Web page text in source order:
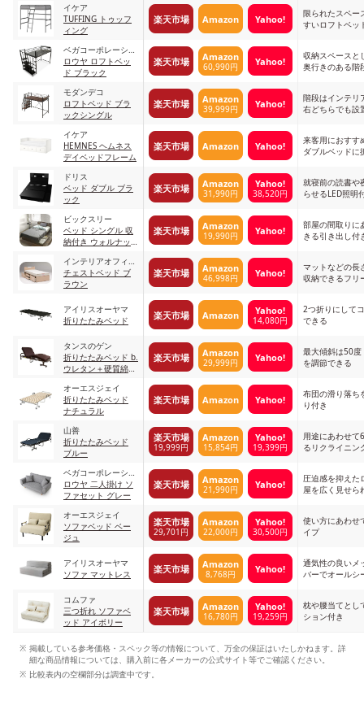
イケア
TUFFING トゥッフ
ィング
楽天市場 Amazon Yahoo!
限られたスペー
すいロフトベッ
ベガコーポレーショ
ン
ロウヤ ロフトベッ
ド ブラック
楽天市場 Amazon
60,990円 Yahoo!
収納スペースと
奥行きのある階
モダンデコ
ロフトベッド ブラ
ックシングル
楽天市場 Amazon
39,999円 Yahoo!
階段はインテリ
右どちらでも設
イケア
HEMNES ヘムネス
デイベッドフレーム
楽天市場 Amazon Yahoo!
来客用におすす
ダブルベッドに
ドリス
ベッド ダブル ブラ
ック
楽天市場 Amazon
31,990円
Yahoo!
38,520円
就寝前の読書や
らせるLED照明
ビックスリー
ベッド シングル 収
納付き ウォルナッ
楽天市場 Amazon
19,990円 Yahoo!
部屋の間取りに
きる引き出し付
インテリアオフィス
ワン
チェストベッド ブ
ラウン
楽天市場 Amazon
46,998円 Yahoo!
マットなどの長
収納できるフリ
アイリスオーヤマ
折りたたみベッド
楽天市場 Amazon Yahoo!
14,080円
2つ折りにして
できる
タンスのゲン
折りたたみベッド b.
ウレタン＋硬質綿
グ】
楽天市場 Amazon
29,999円 Yahoo!
最大傾斜は50
を調節できる
オーエスジェイ
折りたたみベッド
ナチュラル
楽天市場 Amazon Yahoo!
布団の滑り落ち
り付き
山善
折りたたみベッド
ブルー
楽天市場
19,999円
Amazon
15,854円
Yahoo!
19,399円
用途にあわせて
るリクライニン
ベガコーポレーショ
ン
ロウヤ 二人掛け ソ
ファセット グレー
楽天市場 Amazon
21,990円 Yahoo!
圧迫感を抑えた
屋を広く見せら
オーエスジェイ
ソファベッド ベー
ジュ
楽天市場
29,701円
Amazon
22,000円
Yahoo!
30,500円
使い方にあわせ
イプ
アイリスオーヤマ
ソファ マットレス
楽天市場 Amazon
8,768円 Yahoo!
通気性の良いメ
バーでオールシ
コムファ
三つ折れ ソファベ
ッド アイボリー
楽天市場 Amazon
16,780円
Yahoo!
19,259円
枕や腰当てとし
ション付き
掲載している参考価格・スペック等の情報について、万全の保証はいたしかねます。詳
細な商品情報については、購入前に各メーカーの公式サイト等でご確認ください。
比較表内の空欄部分は調査中です。